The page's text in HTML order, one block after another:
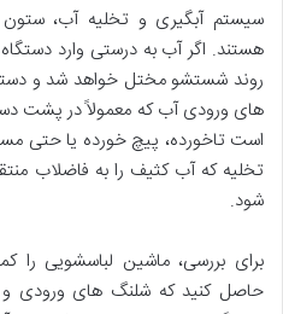
سیستم آبگیری و تخلیه آب، ستون
هستند. اگر آب به درستی وارد
روند شستشو مختل خواهد شد و
های ورودی آب که معمولاً در پشت
است تاخورده، پیچ خورده یا حتی
تخلیه که آب کثیف را به فاضلاب
شود.
برای بررسی، ماشین لباسشویی را
حاصل کنید که شلنگ های ورودی